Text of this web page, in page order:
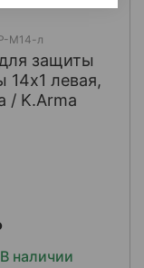
М14-л
защиты
14x1 левая,
/ K.Arma
В наличии